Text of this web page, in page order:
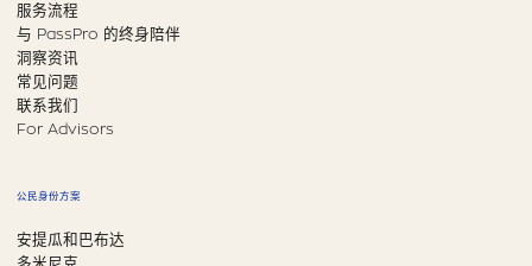
服务流程
与 PassPro 的终身陪伴
洞察资讯
常见问题
联系我们
For Advisors
公民身份方案
安提瓜和巴布达